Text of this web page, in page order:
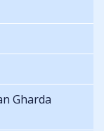
Gharda